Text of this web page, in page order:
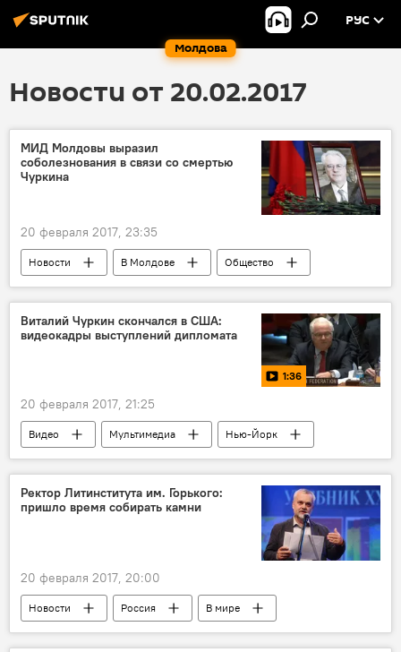
Молдова
РУС
Новости от 20.02.2017
МИД Молдовы выразил
соболезнования в связи со смертью
Чуркина
20 февраля 2017, 23:35
Новости В Молдове
Общество
Россия
Республика Молдова
Андрей Галбур
Виталий Чуркин
смерть
соболезнование
Виталий Чуркин скончался в США:
видеокадры выступлений дипломата
1:36
20 февраля 2017, 21:25
Видео Мультимедиа
Нью-Йорк
Виталий Чуркин
ООН
Ректор Литинститута им. Горького:
пришло время собирать камни
20 февраля 2017, 20:00
Новости Россия
В мире
Общество
Культура